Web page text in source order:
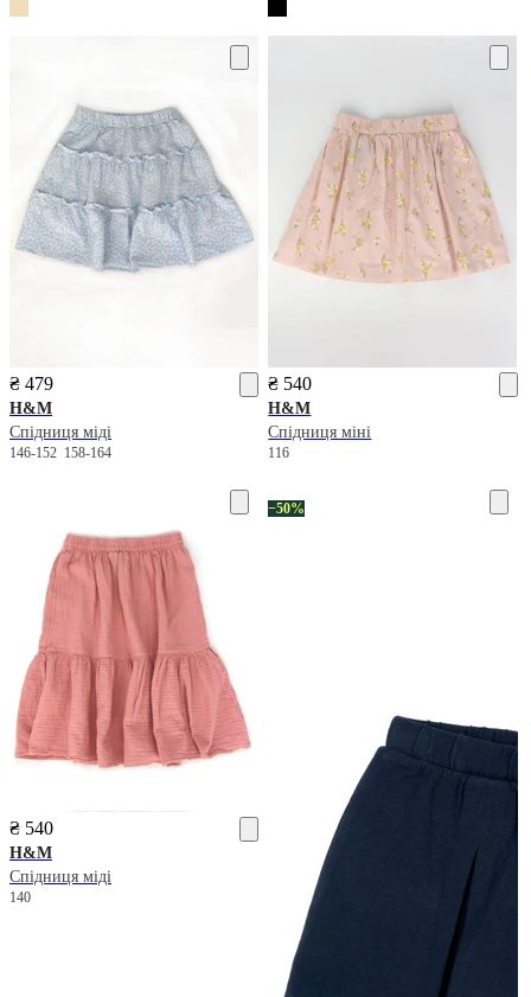
₴ 479
H&M
Спідниця міді
146-152 158-164
₴ 540
H&M
Спідниця міні
116
₴ 540
H&M
Спідниця міді
140
−50%